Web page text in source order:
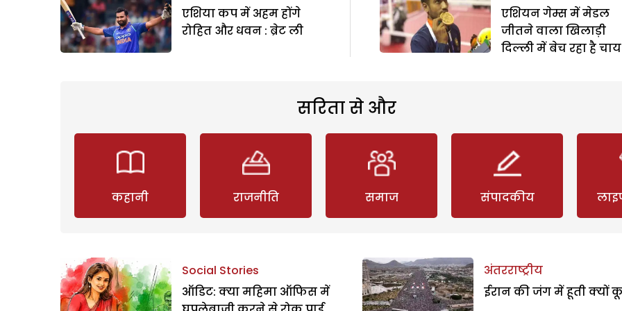
एशिया कप में अहम होंगे
रोहित और धवन : ब्रेट ली
एशियन गेम्स में मेडल
जीतने वाला खिलाड़ी
दिल्ली में बेच रहा है चाय
सरिता से और
कहानी राजनीति समाज संपादकीय
Social Stories
ऑडिट: क्या महिमा ऑफिस में
अंतरराष्ट्रीय
ईरान की जंग में हूती क्यों